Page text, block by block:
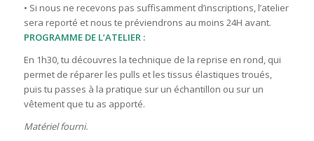
• Si nous ne recevons pas suffisamment d’inscriptions, l’atelier
sera reporté et nous te préviendrons au moins 24H avant.
PROGRAMME DE L’ATELIER :
En 1h30, tu découvres la technique de la reprise en rond, qui
permet de réparer les pulls et les tissus élastiques troués,
puis tu passes à la pratique sur un échantillon ou sur un
vêtement que tu as apporté.
Matériel fourni.